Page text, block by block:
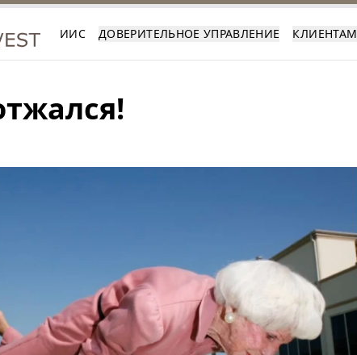
ИИС ДОВЕРИТЕЛЬНОЕ УПРАВЛЕНИЕ КЛИЕНТАМ